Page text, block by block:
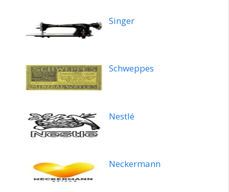
Singer
Schweppes
Nestlé
Neckermann